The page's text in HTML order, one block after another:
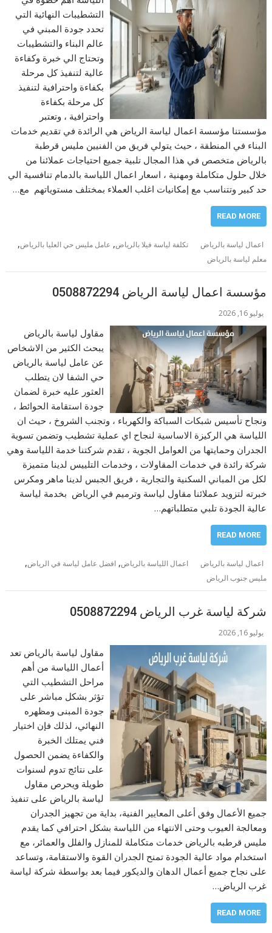
التشطيبات النهائية التي
تحدد جودة المبني في
عالم البناء والتشطيبات
وتحتاج الي خبرة وكفاءة
عالية لتنفيذ كل مرحلة
بكفاءة واحترافية لتنفيذ
كل مرحلة بكفاءة
واحترافية ، وتعتبر
مؤسستنا مؤسسة اعمال لياسة الرياض هي الرائدة في تقديم خدمات
البناء في المنطقة ، حيث يتولي فريق من الفنيين مليس قرطبة
بالرياض متخصص في هذا المجال تلبية جميع احتياجات عملائنا من
خلال حلول متكاملة ومهنية ، اسعار اعمال اللياسة بالدمام تنافسية الي
حد كبير وتتناسب مع إمكانيات اغلب العملاء بمختلف مستوياتهم مع…
READ MORE
اعمال لياسة بالرياض تكلفة لياسة فيلا بالرياض, عامل مليس حي العليا بالرياض,
معلم لياسة بالرياض
مؤسسة اعمال لياسة الرياض 0508872294
يوليو 16, 2026
مقاول لياسة بالرياض
يبحث الكثير من الاشخاص
عن عامل لياسة بالرياض
حي الشفا لان يتطلب
العثور عليه خبرة لضمان
جودة استقامة الحوائط ،
ونجاح تأسيس شبكات السباكة والكهرباء ، وتجنب الشروخ ، حيث ان
اللياسة هي الركيزة الاساسية لنجاح اي عملية تشطيب وتضمن تسوية
الجدران وحمايتها من العوامل الجوية ، تقدم شركتنا خدمة اللياسة وهي
شركة رائدة في خدمات المقاولات ، وخدمات التلييس لدينا متميزة
لكل من المباني السكنية والتجارية ، فريق الجبس لدينا ماهر ومكرس
خبرته لتزويد عملائنا مقاول لياسة وترميم في الرياض بخدمة لياسة
عالية الجودة تلبي متطلباتهم…
READ MORE
اعمال لياسة بالرياض اعمال اللياسة بالرياض,افضل عامل لياسة في الرياض,
مليس جنوب الرياض
شركة لياسة غرب الرياض 0508872294
يوليو 16, 2026
مقاول لياسة بالرياض تعد
أعمال اللياسة من أهم
مراحل التشطيب التي
تؤثر بشكل مباشر على
جودة المبنى ومظهره
النهائي، لذلك فإن اختيار
فني يمتلك الخبرة
والكفاءة يضمن الحصول
على نتائج تدوم لسنوات
طويلة ويحرص مقاول
لياسة بالرياض على تنفيذ
جميع الأعمال وفق أعلى المعايير الفنية، بداية من تجهيز الجدران
ومعالجة العيوب وحتى الانتهاء من اللياسة بشكل احترافي كما يقدم
مليس قرطبه بالرياض خدمات متكاملة للمنازل والفلل والعمائر، مع
استخدام مواد عالية الجودة تمنح الجدران القوة والاستقامة، وتساعد
على نجاح جميع أعمال الدهان والديكور فيما بعد بواسطة شركة لياسة
غرب الرياض…
READ MORE